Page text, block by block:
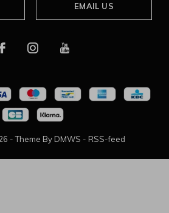
EMAIL US
- Theme By DMWS - RSS-feed